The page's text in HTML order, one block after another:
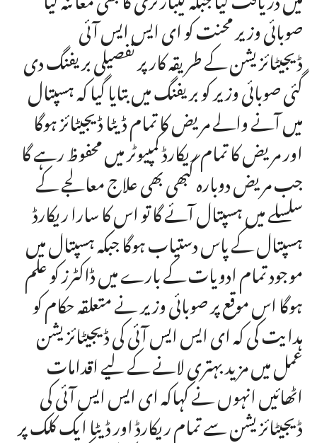
صوبائی وزیر محنت کو ای ایس ایس آئی
ڈیجیٹائزیشن کے طریقہ کار پر تفصیلی بریفنگ دی
گئی صوبائی وزیر کو بریفنگ میں بتایا گیا کہ ہسپتال
میں آنے والے مریض کا تمام ڈیٹا ڈیجیٹائز ہوگا
اور مریض کا تمام ریکارڈ کمپیوٹر میں محفوظ رہے گا
جب مریض دوبارہ کبھی بھی علاج معالجے کے
سلسلے میں ہسپتال آئے گا تو اس کا سارا ریکارڈ
ہسپتال کے پاس دستیاب ہوگا جبکہ ہسپتال میں
موجود تمام ادویات کے بارے میں ڈاکٹرز کو علم
ہوگا اس موقع پر صوبائی وزیر نے متعلقہ حکام کو
ہدایت کی کہ ای ایس ایس آئی کی ڈیجیٹائزیشن
عمل میں مزید بہتری لانے کے لیے اقدامات
اٹھائیں انہوں نے کہاکہ ای ایس ایس آئی کی
ڈیجیٹائزیشن سے تمام ریکارڈ اور ڈیٹا ایک کلک پر